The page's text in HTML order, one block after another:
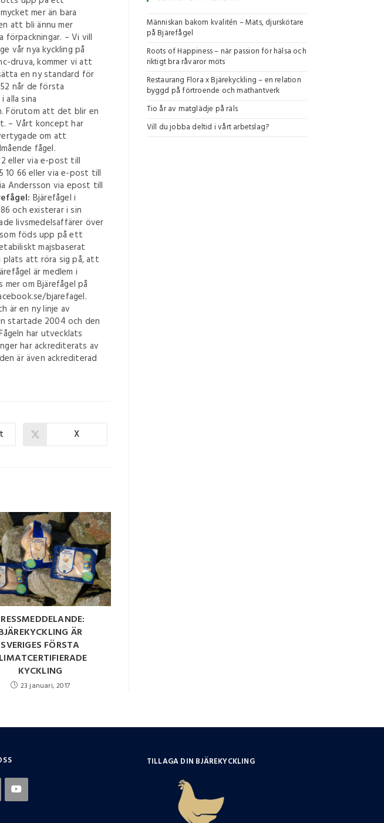
mer än bara
att bli ännu mer
förpackningar. – Vi vill
vår nya kyckling på
druva, kommer vi att
en ny standard för
når de första
alla sina
Förutom att det blir en
– Vårt koncept har
om att
fågel.
eller via e-post till
10 66 eller via e-post till
Andersson via epost till
Bjärefågel i
och existerar i sin
livsmedelsaffärer över
föds upp på ett
majsbaserat
att röra sig på, att
är medlem i
om Bjärefågel på
bjarefagel.
är en ny linje av
startade 2004 och den
har utvecklats
har ackrediterats av
är även ackrediterad
X
ÄR
SVERIGES FÖRSTA
KYCKLING
23 januari, 2017
Människan bakom kvalitén – Mats, djurskötare
på Bjärefågel
Roots of Happiness – när passion för hälsa och
riktigt bra råvaror möts
Restaurang Flora x Bjärekyckling – en relation
byggd på förtroende och mathantverk
Tio år av matglädje på räls
Vill du jobba deltid i vårt arbetslag?
TILLAGA DIN BJÄREKYCKLING